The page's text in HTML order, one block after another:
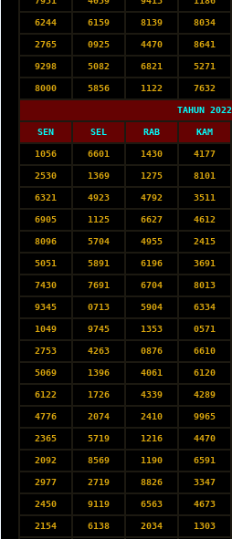
6244 6159 8139 8034
2765 0925 4470 8641
9298 5082 6821 5271
8000 5856 1122 7632
TAHUN 2022
SEN SEL RAB KAM
1056 6601 1430 4177
2530 1369 1275 8101
6321 4923 4792 3511
6905 1125 6627 4612
8096 5704 4955 2415
5051 5891 6196 3691
7430 7691 6704 8013
9345 0713 5904 6334
1049 9745 1353 0571
2753 4263 0876 6610
5069 1396 4061 6120
6122 1726 4339 4289
4776 2074 2410 9965
2365 5719 1216 4470
2092 8569 1190 6591
2977 2719 8826 3347
2450 9119 6563 4673
2154 6138 2034 1303